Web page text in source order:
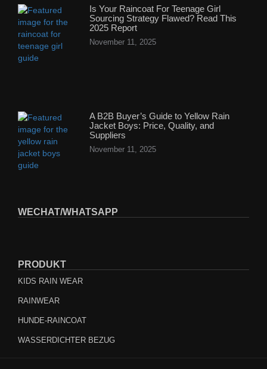
Is Your Raincoat For Teenage Girl
Sourcing Strategy Flawed? Read This
2025 Report
November 11, 2025
A B2B Buyer’s Guide to Yellow Rain
Jacket Boys: Price, Quality, and
Suppliers
November 11, 2025
WECHAT/WHATSAPP
PRODUKT
KIDS RAIN WEAR
RAINWEAR
HUNDE-RAINCOAT
WASSERDICHTER BEZUG